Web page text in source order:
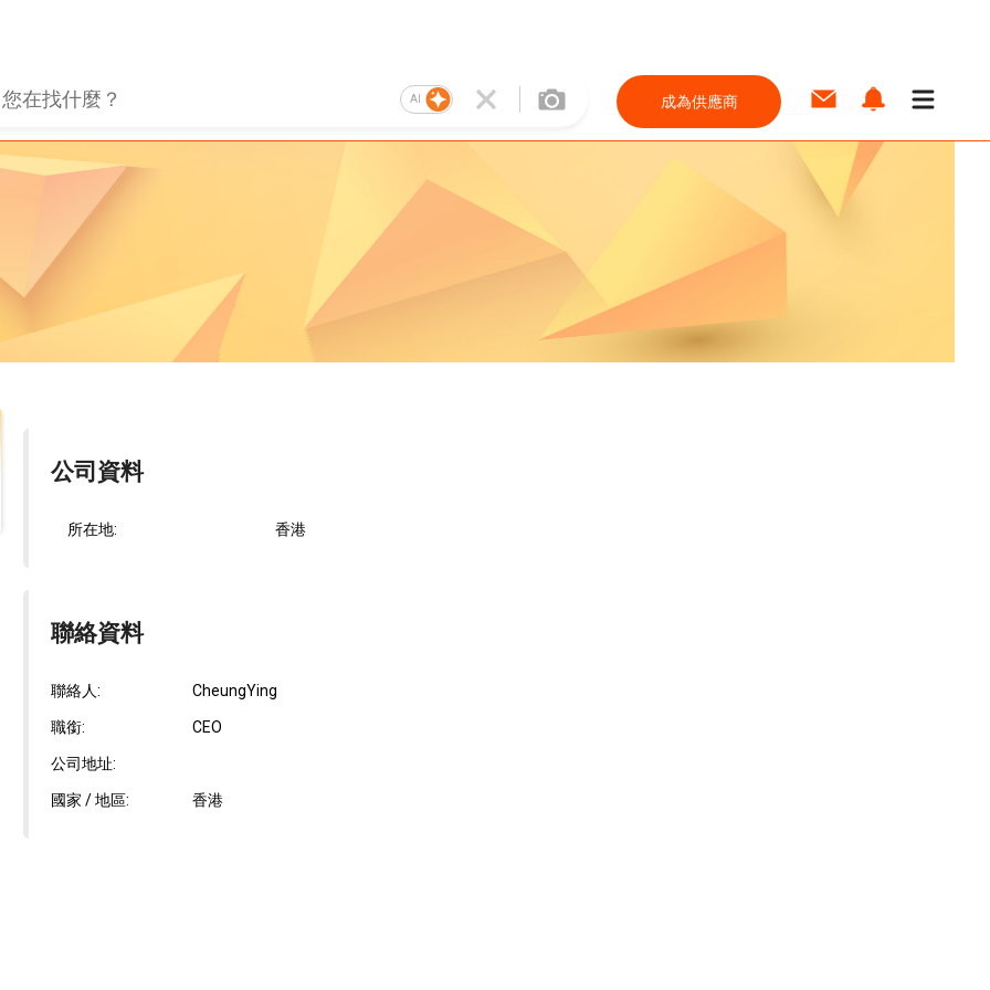
AI 成為供應商
公司資料
所在地: 香港
聯絡資料
聯絡人: CheungYing
職銜: CEO
公司地址:
國家 / 地區: 香港